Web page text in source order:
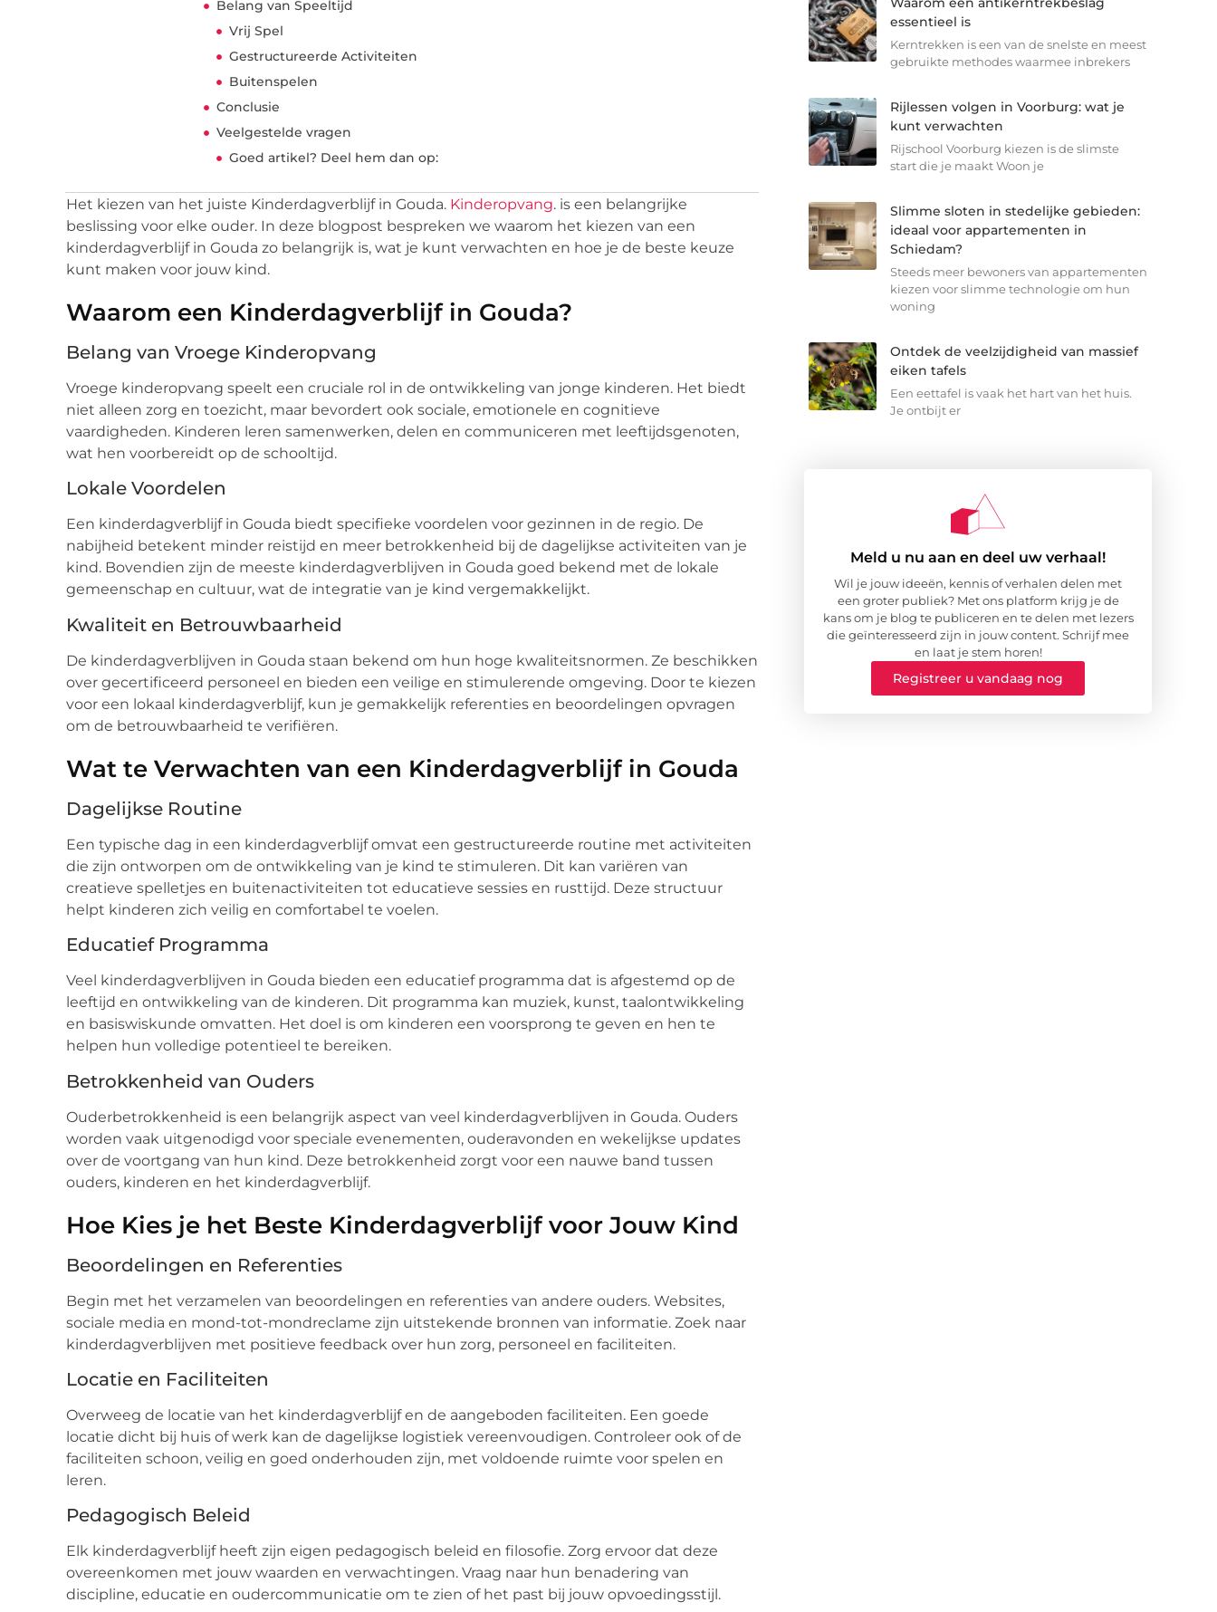
Belang van Speeltijd
Vrij Spel
Gestructureerde Activiteiten
Buitenspelen
Conclusie
Veelgestelde vragen
Goed artikel? Deel hem dan op:
Het kiezen van het juiste Kinderdagverblijf in Gouda. Kinderopvang. is een belangrijke
beslissing voor elke ouder. In deze blogpost bespreken we waarom het kiezen van een
kinderdagverblijf in Gouda zo belangrijk is, wat je kunt verwachten en hoe je de beste keuze
kunt maken voor jouw kind.
Waarom een Kinderdagverblijf in Gouda?
Belang van Vroege Kinderopvang
Vroege kinderopvang speelt een cruciale rol in de ontwikkeling van jonge kinderen. Het biedt
niet alleen zorg en toezicht, maar bevordert ook sociale, emotionele en cognitieve
vaardigheden. Kinderen leren samenwerken, delen en communiceren met leeftijdsgenoten,
wat hen voorbereidt op de schooltijd.
Lokale Voordelen
Een kinderdagverblijf in Gouda biedt specifieke voordelen voor gezinnen in de regio. De
nabijheid betekent minder reistijd en meer betrokkenheid bij de dagelijkse activiteiten van je
kind. Bovendien zijn de meeste kinderdagverblijven in Gouda goed bekend met de lokale
gemeenschap en cultuur, wat de integratie van je kind vergemakkelijkt.
Kwaliteit en Betrouwbaarheid
De kinderdagverblijven in Gouda staan bekend om hun hoge kwaliteitsnormen. Ze beschikken
over gecertificeerd personeel en bieden een veilige en stimulerende omgeving. Door te kiezen
voor een lokaal kinderdagverblijf, kun je gemakkelijk referenties en beoordelingen opvragen
om de betrouwbaarheid te verifiëren.
Wat te Verwachten van een Kinderdagverblijf in Gouda
Dagelijkse Routine
Een typische dag in een kinderdagverblijf omvat een gestructureerde routine met activiteiten
die zijn ontworpen om de ontwikkeling van je kind te stimuleren. Dit kan variëren van
creatieve spelletjes en buitenactiviteiten tot educatieve sessies en rusttijd. Deze structuur
helpt kinderen zich veilig en comfortabel te voelen.
Educatief Programma
Veel kinderdagverblijven in Gouda bieden een educatief programma dat is afgestemd op de
leeftijd en ontwikkeling van de kinderen. Dit programma kan muziek, kunst, taalontwikkeling
en basiswiskunde omvatten. Het doel is om kinderen een voorsprong te geven en hen te
helpen hun volledige potentieel te bereiken.
Betrokkenheid van Ouders
Ouderbetrokkenheid is een belangrijk aspect van veel kinderdagverblijven in Gouda. Ouders
worden vaak uitgenodigd voor speciale evenementen, ouderavonden en wekelijkse updates
over de voortgang van hun kind. Deze betrokkenheid zorgt voor een nauwe band tussen
ouders, kinderen en het kinderdagverblijf.
Hoe Kies je het Beste Kinderdagverblijf voor Jouw Kind
Beoordelingen en Referenties
Begin met het verzamelen van beoordelingen en referenties van andere ouders. Websites,
sociale media en mond-tot-mondreclame zijn uitstekende bronnen van informatie. Zoek naar
kinderdagverblijven met positieve feedback over hun zorg, personeel en faciliteiten.
Locatie en Faciliteiten
Overweeg de locatie van het kinderdagverblijf en de aangeboden faciliteiten. Een goede
locatie dicht bij huis of werk kan de dagelijkse logistiek vereenvoudigen. Controleer ook of de
faciliteiten schoon, veilig en goed onderhouden zijn, met voldoende ruimte voor spelen en
leren.
Pedagogisch Beleid
Elk kinderdagverblijf heeft zijn eigen pedagogisch beleid en filosofie. Zorg ervoor dat deze
overeenkomen met jouw waarden en verwachtingen. Vraag naar hun benadering van
discipline, educatie en oudercommunicatie om te zien of het past bij jouw opvoedingsstijl.
essentieel is
Kerntrekken is een van de snelste en meest
gebruikte methodes waarmee inbrekers
Rijlessen volgen in Voorburg: wat je
kunt verwachten
Rijschool Voorburg kiezen is de slimste
start die je maakt Woon je
Slimme sloten in stedelijke gebieden:
ideaal voor appartementen in
Schiedam?
Steeds meer bewoners van appartementen
kiezen voor slimme technologie om hun
woning
Ontdek de veelzijdigheid van massief
eiken tafels
Een eettafel is vaak het hart van het huis.
Je ontbijt er
Meld u nu aan en deel uw verhaal!
Wil je jouw ideeën, kennis of verhalen delen met
een groter publiek? Met ons platform krijg je de
kans om je blog te publiceren en te delen met lezers
die geïnteresseerd zijn in jouw content. Schrijf mee
en laat je stem horen!
Registreer u vandaag nog